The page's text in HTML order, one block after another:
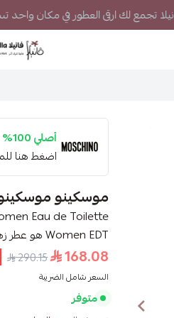
تجمع لك ارقى العطور في مكان واحد
فانيلا
أصلي 100%
اضغط هنا
موسكينو موسكينو
Women EDT هو عطر زهري - شرقي يجسد الأنوثة ال...
168.08
290.15
السعر شامل الضريبة
متوفر